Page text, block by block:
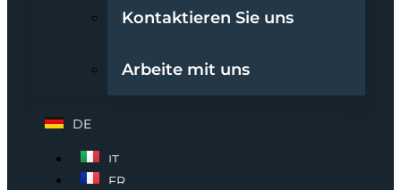
Kontaktieren Sie uns
Arbeite mit uns
DE
IT
FR